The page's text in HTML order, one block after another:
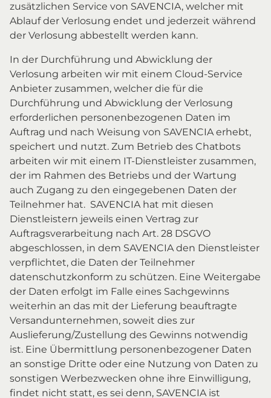
zusätzlichen Service von SAVENCIA, welcher mit
Ablauf der Verlosung endet und jederzeit während
der Verlosung abbestellt werden kann.
In der Durchführung und Abwicklung der
Verlosung arbeiten wir mit einem Cloud-Service
Anbieter zusammen, welcher die für die
Durchführung und Abwicklung der Verlosung
erforderlichen personenbezogenen Daten im
Auftrag und nach Weisung von SAVENCIA erhebt,
speichert und nutzt. Zum Betrieb des Chatbots
arbeiten wir mit einem IT-Dienstleister zusammen,
der im Rahmen des Betriebs und der Wartung
auch Zugang zu den eingegebenen Daten der
Teilnehmer hat. SAVENCIA hat mit diesen
Dienstleistern jeweils einen Vertrag zur
Auftragsverarbeitung nach Art. 28 DSGVO
abgeschlossen, in dem SAVENCIA den Dienstleister
verpflichtet, die Daten der Teilnehmer
datenschutzkonform zu schützen. Eine Weitergabe
der Daten erfolgt im Falle eines Sachgewinns
weiterhin an das mit der Lieferung beauftragte
Versandunternehmen, soweit dies zur
Auslieferung/Zustellung des Gewinns notwendig
ist. Eine Übermittlung personenbezogener Daten
an sonstige Dritte oder eine Nutzung von Daten zu
sonstigen Werbezwecken ohne ihre Einwilligung,
findet nicht statt, es sei denn, SAVENCIA ist